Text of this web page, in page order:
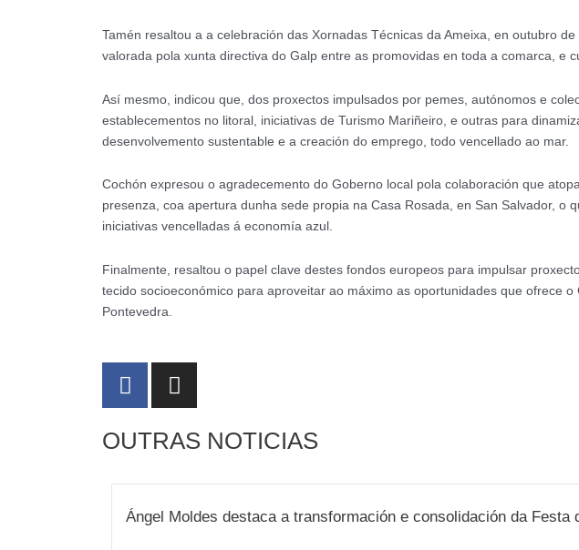
Tamén resaltou a a celebración das Xornadas Técnicas da Ameixa, en outubro
valorada pola xunta directiva do Galp entre as promovidas en toda a comarca, e
Así mesmo, indicou que, dos proxectos impulsados por pemes, autónomos e
establecementos no litoral, iniciativas de Turismo Mariñeiro, e outras para
desenvolvemento sustentable e a creación do emprego, todo vencellado ao mar.
Cochón expresou o agradecemento do Goberno local pola colaboración que
presenza, coa apertura dunha sede propia na Casa Rosada, en San Salvador,
iniciativas vencelladas á economía azul.
Finalmente, resaltou o papel clave destes fondos europeos para impulsar
tecido socioeconómico para aproveitar ao máximo as oportunidades que ofrece
Pontevedra.
F
a
e
o
o
I
n
t
g
r
OUTRAS NOTICIAS
Ángel Moldes destaca a transformación e consolidación da